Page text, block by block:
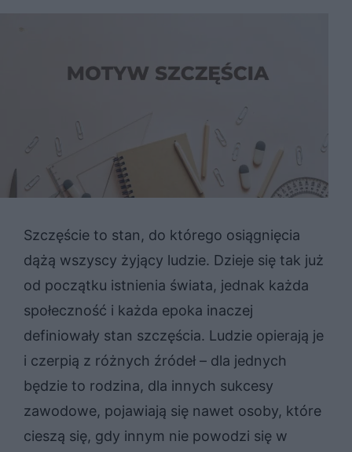
Szczęście to stan, do którego osiągnięcia
dążą wszyscy żyjący ludzie. Dzieje się tak już
od początku istnienia świata, jednak każda
społeczność i każda epoka inaczej
definiowały stan szczęścia. Ludzie opierają je
i czerpią z różnych źródeł – dla jednych
będzie to rodzina, dla innych sukcesy
zawodowe, pojawiają się nawet osoby, które
cieszą się, gdy innym nie powodzi się w